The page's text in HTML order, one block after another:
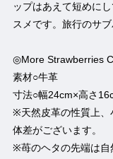
ップはあえて短めに
スメです。旅行のサ
◎More Strawberries
素材○牛革
寸法○幅24cm×高さ
※天然皮革の性質上、
体差がございます。
※苺のヘタの先端は自